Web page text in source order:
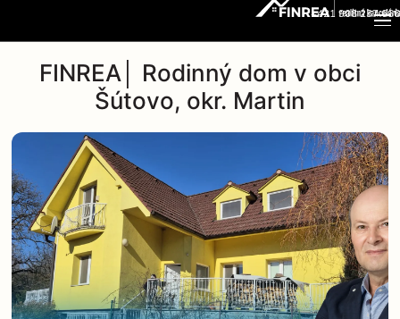
+421 908 237 666
FINREA│ Rodinný dom v obci
Šútovo, okr. Martin